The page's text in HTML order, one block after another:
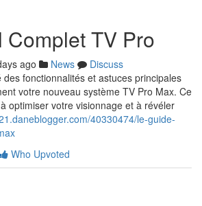
Complet TV Pro
ago News
Discuss
fonctionnalités et astuces principales
votre nouveau système TV Pro Max. Ce
optimiser votre visionnage et à révéler
40330474/le-guide-
Who Upvoted